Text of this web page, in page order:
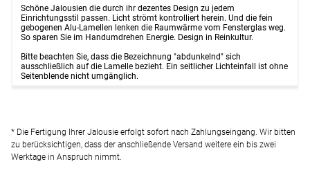
Schöne Jalousien die durch ihr dezentes Design zu jedem
Einrichtungsstil passen. Licht strömt kontrolliert herein. Und die fein
gebogenen Alu-Lamellen lenken die Raumwärme vom Fensterglas weg.
So sparen Sie im Handumdrehen Energie. Design in Reinkultur.
Bitte beachten Sie, dass die Bezeichnung "abdunkelnd" sich
ausschließlich auf die Lamelle bezieht. Ein seitlicher Lichteinfall ist ohne
Seitenblende nicht umgänglich.
* Die Fertigung Ihrer Jalousie erfolgt sofort nach Zahlungseingang. Wir bitten
zu berücksichtigen, dass der anschließende Versand weitere ein bis zwei
Werktage in Anspruch nimmt.